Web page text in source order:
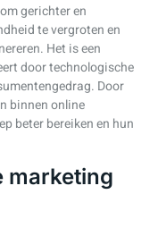
gerichter en
te vergroten en
Het is een
door technologische
Door
binnen online
beter bereiken en hun
marketing